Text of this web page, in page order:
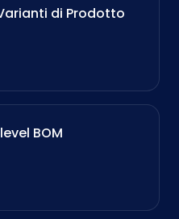
di Prodotto
BOM